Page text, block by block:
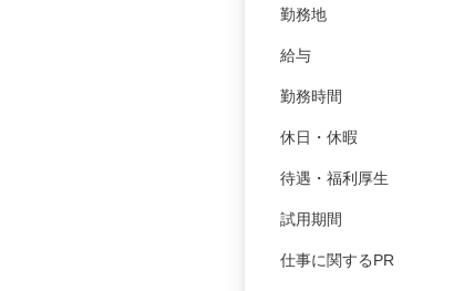
勤務地
給与
勤務時間
休日・休暇
待遇・福利厚生
試用期間
仕事に関するPR